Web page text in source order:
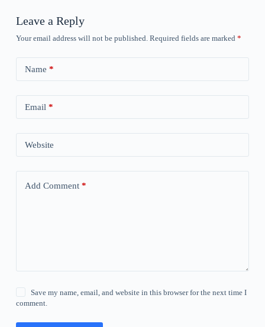
Leave a Reply
Your email address will not be published. Required fields are marked *
Name *
Email *
Website
Add Comment*
Save my name, email, and website in this browser for the next time I
comment.